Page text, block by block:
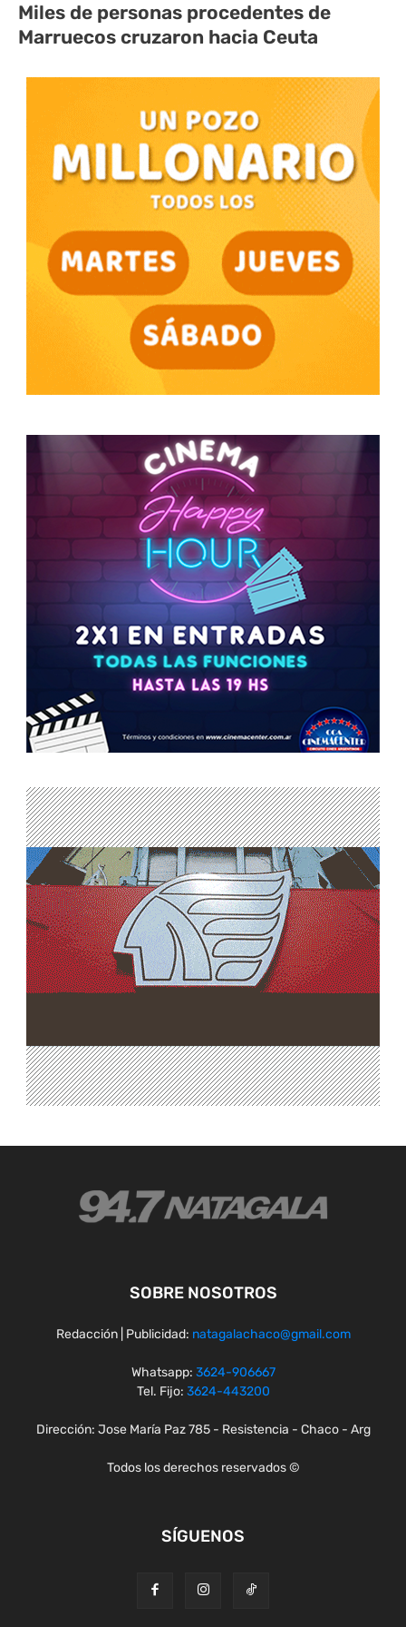
Miles de personas procedentes de
Marruecos cruzaron hacia Ceuta
SOBRE NOSOTROS
Redacción | Publicidad: natagalachaco@gmail.com
Whatsapp: 3624-906667
Tel. Fijo: 3624-443200
Dirección: Jose María Paz 785 - Resistencia - Chaco - Arg
Todos los derechos reservados ©
SÍGUENOS